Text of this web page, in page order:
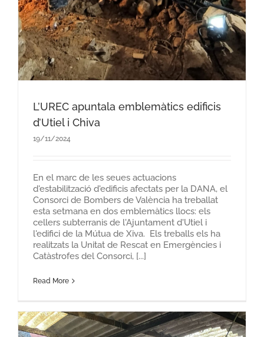
L’UREC apuntala emblemàtics edificis
d’Utiel i Chiva
19/11/2024
En el marc de les seues actuacions
d'estabilització d'edificis afectats per la DANA, el
Consorci de Bombers de València ha treballat
esta setmana en dos emblemàtics llocs: els
cellers subterranis de l'Ajuntament d'Utiel i
l'edifici de la Mútua de Xiva. Els treballs els ha
realitzats la Unitat de Rescat en Emergències i
Catàstrofes del Consorci, [...]
Read More